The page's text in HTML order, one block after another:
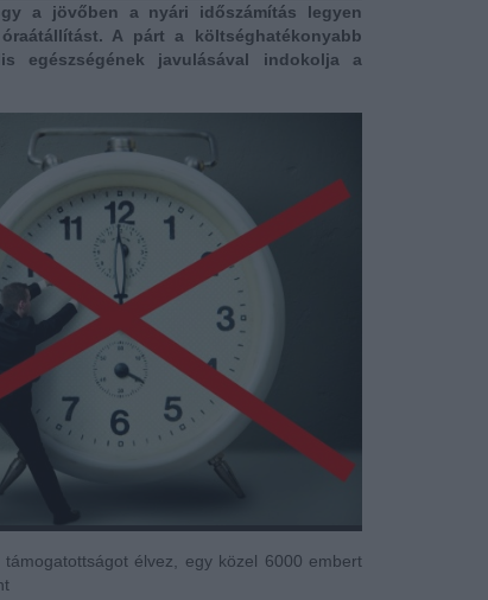
a jövőben a nyári időszámítás legyen
A párt a költséghatékonyabb
egészségének javulásával indokolja a
élvez, egy közel 6000 embert